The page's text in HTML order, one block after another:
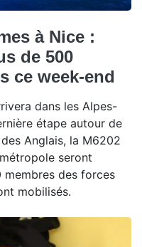
à Nice :
de 500
ce week-end
dans les Alpes-
étape autour de
Anglais, la M6202
seront
des forces
mobilisés.